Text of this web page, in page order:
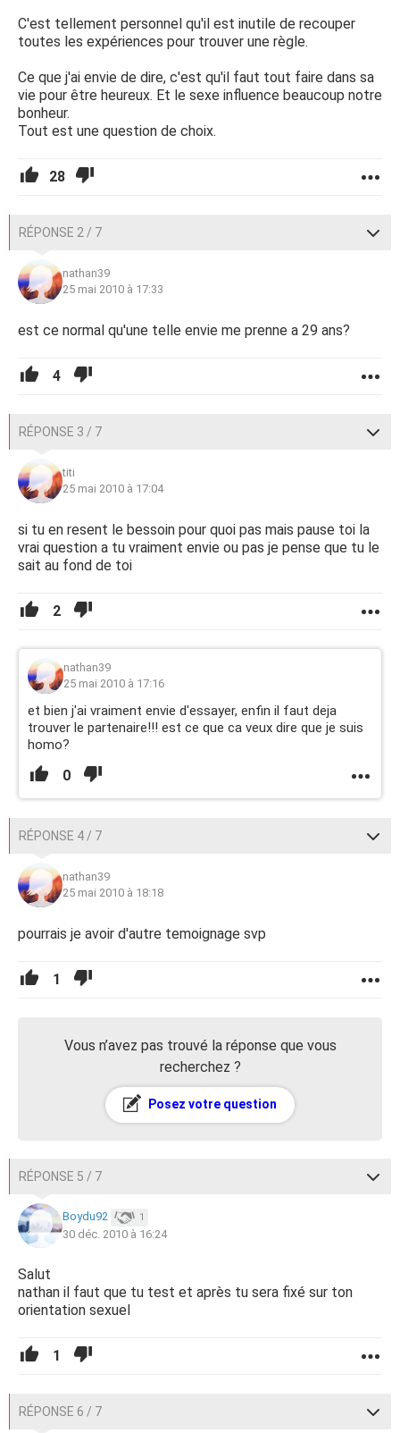
C'est tellement personnel qu'il est inutile de recouper
toutes les expériences pour trouver une règle.
Ce que j'ai envie de dire, c'est qu'il faut tout faire dans sa
vie pour être heureux. Et le sexe influence beaucoup notre
bonheur.
Tout est une question de choix.
28
RÉPONSE 2 / 7
nathan39
25 mai 2010 à 17:33
est ce normal qu'une telle envie me prenne a 29 ans?
4
RÉPONSE 3 / 7
titi
25 mai 2010 à 17:04
si tu en resent le bessoin pour quoi pas mais pause toi la
vrai question a tu vraiment envie ou pas je pense que tu le
sait au fond de toi
2
nathan39
25 mai 2010 à 17:16
et bien j'ai vraiment envie d'essayer, enfin il faut deja
trouver le partenaire!!! est ce que ca veux dire que je suis
homo?
0
RÉPONSE 4 / 7
nathan39
25 mai 2010 à 18:18
pourrais je avoir d'autre temoignage svp
1
Vous n’avez pas trouvé la réponse que vous
recherchez ?
Posez votre question
RÉPONSE 5 / 7
Boydu92 1
30 déc. 2010 à 16:24
Salut
nathan il faut que tu test et après tu sera fixé sur ton
orientation sexuel
1
RÉPONSE 6 / 7